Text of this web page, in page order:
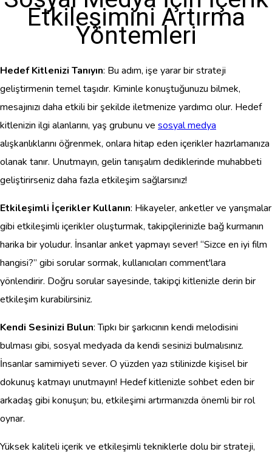
Etkileşimini Artırma
Yöntemleri
Hedef Kitlenizi Tanıyın: Bu adım, işe yarar bir strateji
geliştirmenin temel taşıdır. Kiminle konuştuğunuzu bilmek,
mesajınızı daha etkili bir şekilde iletmenize yardımcı olur. Hedef
kitlenizin ilgi alanlarını, yaş grubunu ve sosyal medya
alışkanlıklarını öğrenmek, onlara hitap eden içerikler hazırlamanıza
olanak tanır. Unutmayın, gelin tanışalım dediklerinde muhabbeti
geliştirirseniz daha fazla etkileşim sağlarsınız!
Etkileşimli İçerikler Kullanın: Hikayeler, anketler ve yarışmalar
gibi etkileşimli içerikler oluşturmak, takipçilerinizle bağ kurmanın
harika bir yoludur. İnsanlar anket yapmayı sever! “Sizce en iyi film
hangisi?” gibi sorular sormak, kullanıcıları comment'lara
yönlendirir. Doğru sorular sayesinde, takipçi kitlenizle derin bir
etkileşim kurabilirsiniz.
Kendi Sesinizi Bulun: Tıpkı bir şarkıcının kendi melodisini
bulması gibi, sosyal medyada da kendi sesinizi bulmalısınız.
İnsanlar samimiyeti sever. O yüzden yazı stilinizde kişisel bir
dokunuş katmayı unutmayın! Hedef kitlenizle sohbet eden bir
arkadaş gibi konuşun; bu, etkileşimi artırmanızda önemli bir rol
oynar.
Yüksek kaliteli içerik ve etkileşimli tekniklerle dolu bir strateji,